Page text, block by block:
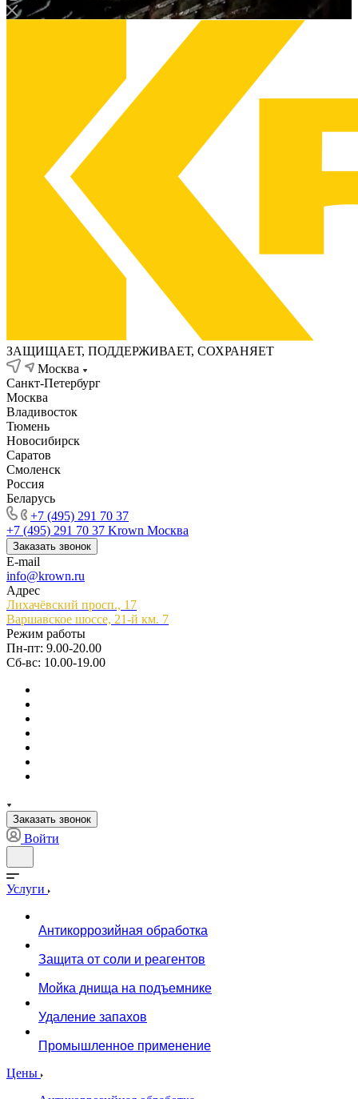
ЗАЩИЩАЕТ, ПОДДЕРЖИВАЕТ, СОХРАНЯЕТ
Москва
Санкт-Петербург
Москва
Владивосток
Тюмень
Новосибирск
Саратов
Смоленск
Россия
Беларусь
+7 (495) 291 70 37
+7 (495) 291 70 37 Krown Москва
Заказать звонок
E-mail
info@krown.ru
Адрес
Лихачёвский просп., 17
Варшавское шоссе, 21-й км. 7
Режим работы
Пн-пт: 9.00-20.00
Сб-вс: 10.00-19.00
Заказать звонок
Войти
Услуги
Антикоррозийная обработка
Защита от соли и реагентов
Мойка днища на подъемнике
Удаление запахов
Промышленное применение
Цены